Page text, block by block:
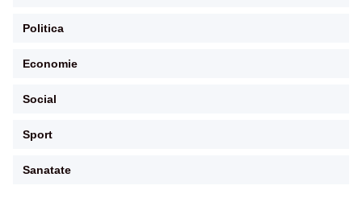
Politica
Economie
Social
Sport
Sanatate